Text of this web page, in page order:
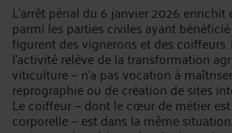
L’arrêt pénal du 6 janvier 2026
parmi les parties civiles ayant
figurent des vignerons et des
l’activité relève de la transformation
viticulture — n’a pas vocation à
reprographie ou de création de sites
Le coiffeur — dont le cœur de métier
corporelle — est dans la même